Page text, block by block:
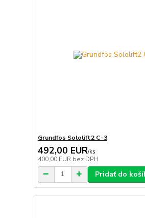
Grundfos Sololift2 C-3
492,00 EUR/ks
400,00 EUR bez DPH
Pridať do